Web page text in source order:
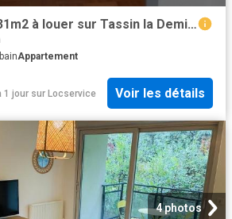
Appartement de 31m2 à louer sur Tassin la Demi Lune
Appartement
1 jour sur Locservice Voir les détails
4 photos